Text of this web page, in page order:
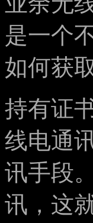
是一个
如何获
持有证
线电通
讯手段
讯，这